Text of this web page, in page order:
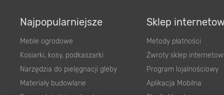
Kosiarki, kosy, podkaszarki
Narzędzia do pielęgnacji gleby
Materiały budowlane
Tarasy, ścieżki, podjazdy
Zwroty sklep internetowy
Program lojalnościowy
Aplikacja Mobilna
Strefa Marek